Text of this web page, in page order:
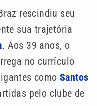
rescindiu seu
sua trajetória
. Aos 39 anos, o
no currículo
como Santos
pelo clube de